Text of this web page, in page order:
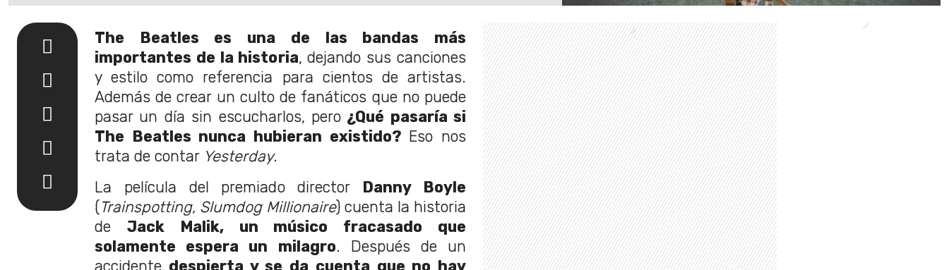
The Beatles es una de las bandas más
importantes de la historia, dejando sus canciones
y estilo como referencia para cientos de artistas.
Además de crear un culto de fanáticos que no puede
pasar un día sin escucharlos, pero¿Qué pasaría si
The Beatles nunca hubieran existido?Eso nos
trata de contar Yesterday.
La película del premiado director
Danny Boyle
( Trainspotting, Slumdog Millionaire) cuenta la historia
de Jack Malik, un músico fracasado que
solamente espera un milagro. Después de un
accidente despierta y se da cuenta que no hay